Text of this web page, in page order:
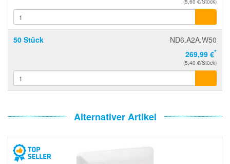
(5,60 €/Stück)
50 Stück
ND6.A2A.W50
269,99 €*
(5,40 €/Stück)
Alternativer Artikel